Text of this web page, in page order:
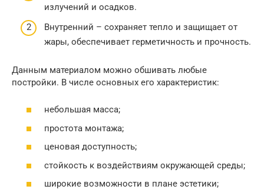
излучений и осадков.
Внутренний – сохраняет тепло и защищает от
жары, обеспечивает герметичность и прочность.
Данным материалом можно обшивать любые
постройки. В числе основных его характеристик:
небольшая масса;
простота монтажа;
ценовая доступность;
стойкость к воздействиям окружающей среды;
широкие возможности в плане эстетики;